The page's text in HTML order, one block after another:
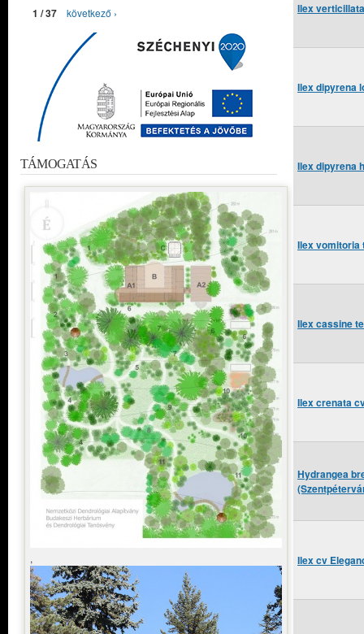
Ilex
Ilex dipyrena
Ilex dipyrena
Ilex vomitoria
Ilex cassine
Ilex crenata
Hydrangea
Ilex cv
1 / 37 következő ›
TÁMOGATÁS
,